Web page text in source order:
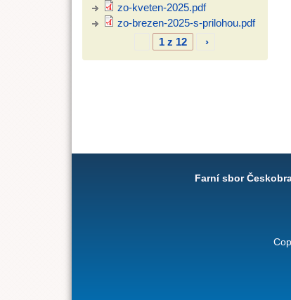
zo-kveten-2025.pdf
zo-brezen-2025-s-prilohou.pdf
1 z 12
›
Farní sbor